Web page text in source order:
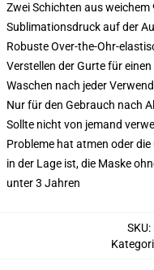
Zwei Schichten aus
Sublimationsdruck auf der
Robuste Over-the-Ohr-
Verstellen der Gurte für
Waschen nach jeder
Nur für den Gebrauch nach
Sollte nicht von jemand
Probleme hat atmen oder
in der Lage ist, die Maske
unter 3 Jahren
SKU: